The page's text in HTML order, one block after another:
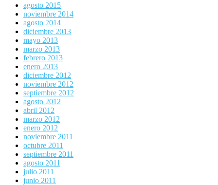
agosto 2015
noviembre 2014
agosto 2014
diciembre 2013
mayo 2013
marzo 2013
febrero 2013
enero 2013
diciembre 2012
noviembre 2012
septiembre 2012
agosto 2012
abril 2012
marzo 2012
enero 2012
noviembre 2011
octubre 2011
septiembre 2011
agosto 2011
julio 2011
junio 2011